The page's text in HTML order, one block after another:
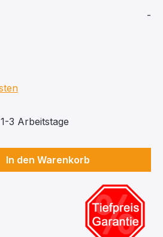
-
3 Arbeitstage
gewünschten Wert
In den Warenkorb